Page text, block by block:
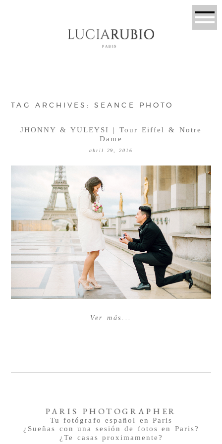
TAG ARCHIVES:SEANCE PHOTO
JHONNY & YULEYSI | Tour Eiffel & Notre
Dame
abril 29, 2016
Ver más...
Tu fotógrafo español en Paris
¿Sueñas con una sesión de fotos en Paris?
¿Te casas proximamente?
PARIS PHOTOGRAPHER